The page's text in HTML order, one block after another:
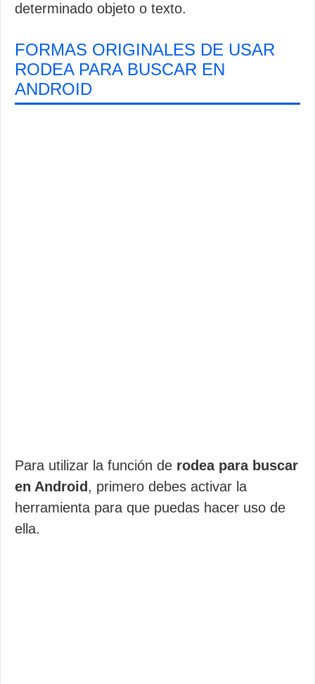
determinado objeto o texto.
FORMAS ORIGINALES DE USAR
RODEA PARA BUSCAR EN
ANDROID
Para utilizar la función de rodea para buscar
en Android , primero debes activar la
herramienta para que puedas hacer uso de
ella.